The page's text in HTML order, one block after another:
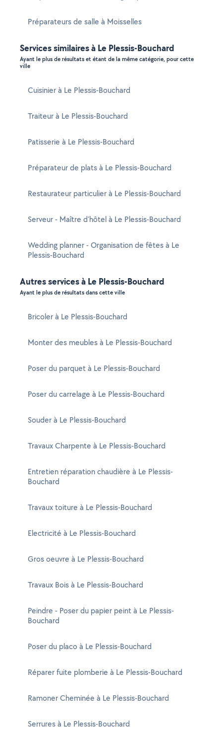
Préparateurs de salle à Moisselles
Services similaires à Le Plessis-Bouchard
Ayant le plus de résultats et étant de la même catégorie, pour cette
ville
Cuisinier à Le Plessis-Bouchard
Traiteur à Le Plessis-Bouchard
Patisserie à Le Plessis-Bouchard
Préparateur de plats à Le Plessis-Bouchard
Restaurateur particulier à Le Plessis-Bouchard
Serveur - Maître d'hôtel à Le Plessis-Bouchard
Wedding planner - Organisation de fêtes à Le
Plessis-Bouchard
Autres services à Le Plessis-Bouchard
Ayant le plus de résultats dans cette ville
Bricoler à Le Plessis-Bouchard
Monter des meubles à Le Plessis-Bouchard
Poser du parquet à Le Plessis-Bouchard
Poser du carrelage à Le Plessis-Bouchard
Souder à Le Plessis-Bouchard
Travaux Charpente à Le Plessis-Bouchard
Entretien réparation chaudière à Le Plessis-
Bouchard
Travaux toiture à Le Plessis-Bouchard
Electricité à Le Plessis-Bouchard
Gros oeuvre à Le Plessis-Bouchard
Travaux Bois à Le Plessis-Bouchard
Peindre - Poser du papier peint à Le Plessis-
Bouchard
Poser du placo à Le Plessis-Bouchard
Réparer fuite plomberie à Le Plessis-Bouchard
Ramoner Cheminée à Le Plessis-Bouchard
Serrures à Le Plessis-Bouchard